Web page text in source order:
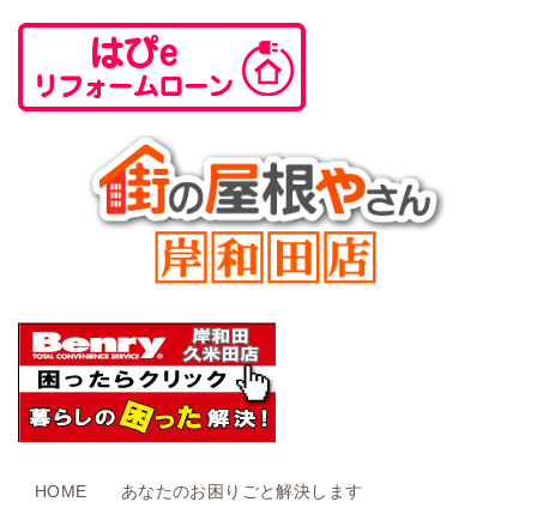
HOME
あなたのお困りごと解決します